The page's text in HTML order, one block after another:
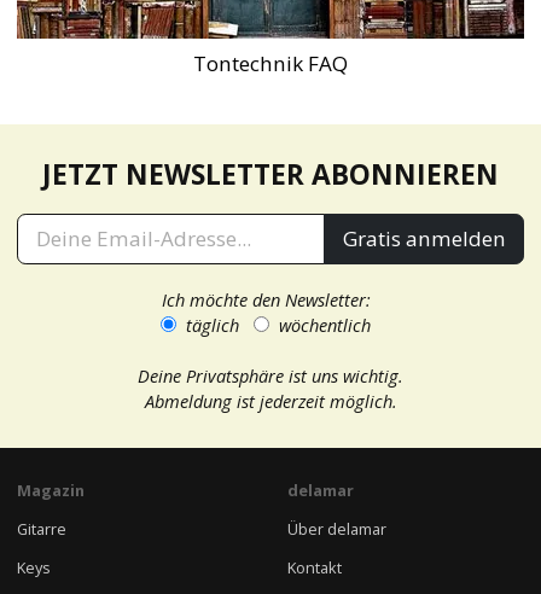
Tontechnik FAQ
JETZT NEWSLETTER ABONNIEREN
Gratis anmelden
Ich möchte den Newsletter:
täglich
wöchentlich
Deine Privatsphäre ist uns wichtig.
Abmeldung ist jederzeit möglich.
Magazin
Gitarre
Keys
delamar
Über delamar
Kontakt